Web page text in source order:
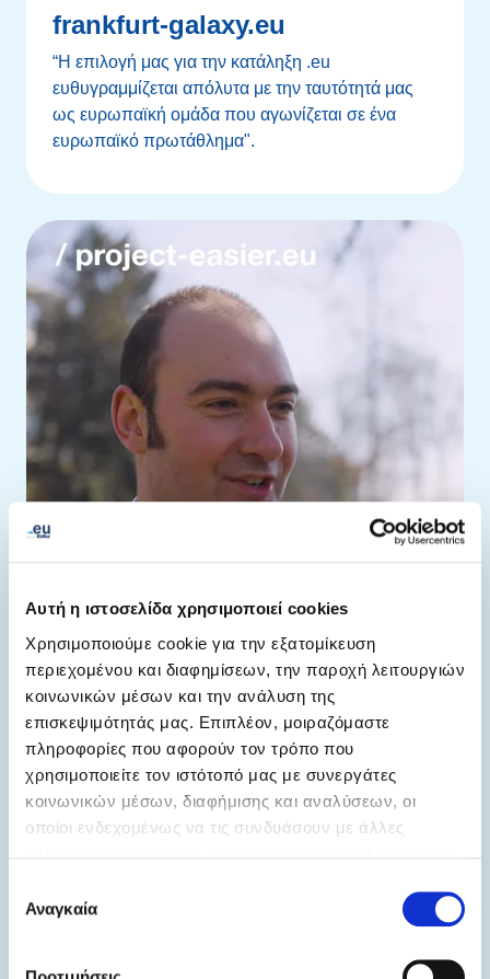
Αυτή η ιστοσελίδα χρησιμοποιεί cookies
Χρησιμοποιούμε cookie για την εξατομίκευση
περιεχομένου και διαφημίσεων, την παροχή λειτουργιών
κοινωνικών μέσων και την ανάλυση της
επισκεψιμότητάς μας. Επιπλέον, μοιραζόμαστε
πληροφορίες που αφορούν τον τρόπο που
χρησιμοποιείτε τον ιστότοπό μας με συνεργάτες
κοινωνικών μέσων, διαφήμισης και αναλύσεων, οι
οποίοι ενδεχομένως να τις συνδυάσουν με άλλες
των υπηρεσιών τους.
συγκατάθεσης
Αναγκαία
frankfurt-galaxy.eu
“Η επιλογή μας για την κατάληξη .eu
ευθυγραμμίζεται απόλυτα με την ταυτότητά μας
ως ευρωπαϊκή ομάδα που αγωνίζεται σε ένα
ευρωπαϊκό πρωτάθλημα".
project-easier.eu
Με τον παγκόσμιο αριθμό των κωφών στα 76
εκατομμύρια, είναι προφανές ότι δεν παρέχεται σε
όλους μια αποτελεσματική επικοινωνία.